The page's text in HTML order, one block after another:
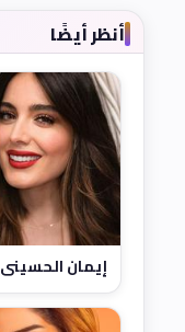
أنظر أيضًا
إيمان الحسيني